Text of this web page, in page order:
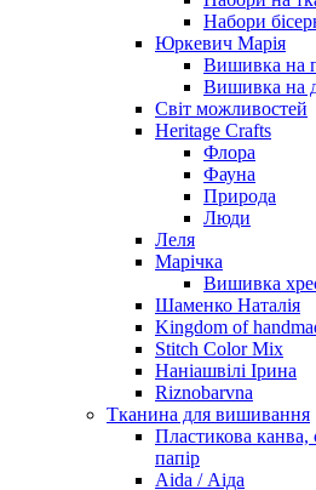
Набори
Юркевич Марія
Вишивка на
Вишивка на
Світ можливостей
Heritage Crafts
Флора
Фауна
Природа
Люди
Леля
Марічка
Вишивка
Шаменко Наталія
Kingdom of
Stitch Color Mix
Наніашвілі Ірина
Riznobarvna
Тканина для вишивання
Пластикова канва,
папір
Aida / Аіда